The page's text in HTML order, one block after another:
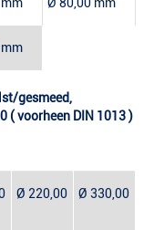
gesmeed,
( voorheen DIN 1013 )
Ø 220,00 Ø 330,00